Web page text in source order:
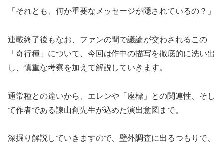
「それとも、何か重要なメッセージが隠されているの？」
連載終了後もなお、ファンの間で議論が交わされるこの
「奇行種」について、今回は作中の描写を徹底的に洗い出
し、慎重な考察を加えて解説していきます。
通常種との違いから、エレンや「座標」との関連性、そし
て作者である諫山創先生が込めた演出意図まで。
深掘り解説していきますので、壁外調査に出るつもりで、